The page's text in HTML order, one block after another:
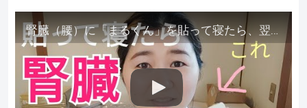
腎臓（腰）に「まるくん」を貼って寝たら、翌朝めちゃ楽でびっくりしました。腎臓叩いても痛くない！【お客様の声を試してみた】